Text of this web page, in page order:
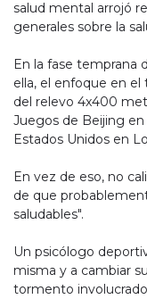
salud mental arrojó
generales sobre la
En la fase temprana
ella, el enfoque en el
del relevo 4x400
Juegos de Beijing
Estados Unidos en
En vez de eso, no
de que
saludables".
Un psicólogo
misma y a cambiar
tormento